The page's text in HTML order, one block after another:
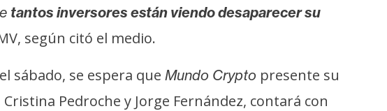
tantos inversores están viendo desaparecer su
según citó el medio.
sábado, se espera que Mundo Crypto presente su
Pedroche y Jorge Fernández, contará con